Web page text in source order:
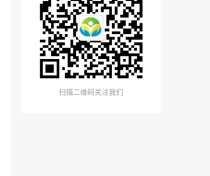
扫描二维码关注我们